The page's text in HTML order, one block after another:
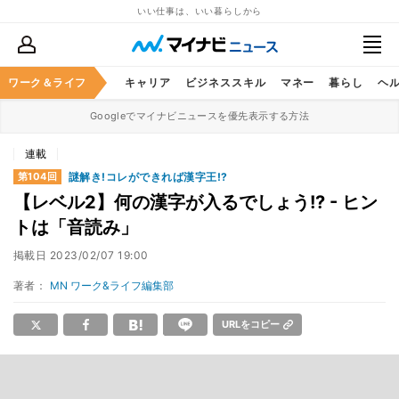
いい仕事は、いい暮らしから
ワーク＆ライフ キャリア ビジネススキル マネー 暮らし ヘ
Googleでマイナビニュースを優先表示する方法
連載
第104回 謎解き!コレができれば漢字王!?
【レベル2】何の漢字が入るでしょう!? - ヒン
トは「音読み」
掲載日 2023/02/07 19:00
著者： MN ワーク&ライフ編集部
URLをコピー